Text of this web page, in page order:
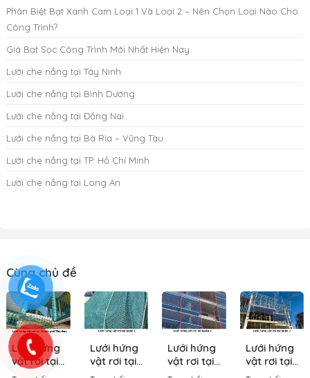
Phân Biệt Bạt Xanh Cam Loại 1 Và Loại 2 – Nên Chọn Loại Nào Cho
Công Trình?
Giá Bạt Sọc Công Trình Mới Nhất Hiện Nay
Lưới che nắng tại Tây Ninh
Lưới che nắng tại Bình Dương
Lưới che nắng tại Đồng Nai
Lưới che nắng tại Bà Rịa – Vũng Tàu
Lưới che nắng tại TP. Hồ Chí Minh
Lưới che nắng tại Long An
Cùng chủ đề
Lưới hứng
vật rơi tại
Thành
Lưới hứng
vật rơi tại
Quận 1
Lưới hứng
vật rơi tại
Quận 2
Lưới hứng
vật rơi tại
Quận 3